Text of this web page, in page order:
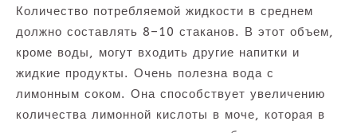
Количество потребляемой жидкости в среднем
должно составлять 8–10 стаканов. В этот объем,
кроме воды, могут входить другие напитки и
жидкие продукты. Очень полезна вода с
лимонным соком. Она способствует увеличению
количества лимонной кислоты в моче, которая в